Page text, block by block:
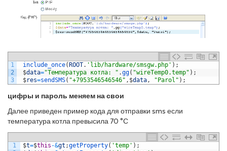
1
2
3
include_once( ROOT. 'lib/hardware/smsgw.php' ) ;
$data="Температура котла: " .gg( "wireTemp0.temp" ) ;
$res=sendSMS( "+7953546546546" , $data, "Parol" ) ;
цифры и пароль меняем на свои
Далее приведен пример кода для отправки sms если
температура котла превысила 70 °С
1
$t=$this -&gt ;getProperty( 'temp' ) ;